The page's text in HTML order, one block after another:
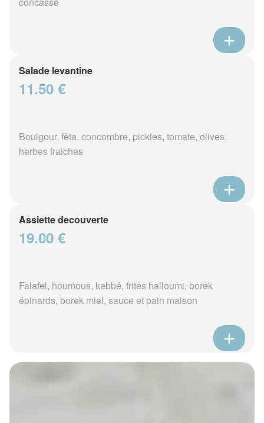
Salade levantine
11.50 €
Boulgour, fêta, concombre, pickles, tomate, olives,
herbes fraiches
Assiette decouverte
19.00 €
Falafel, houmous, kebbé, frites halloumi, borek
épinards, borek miel, sauce et pain maison